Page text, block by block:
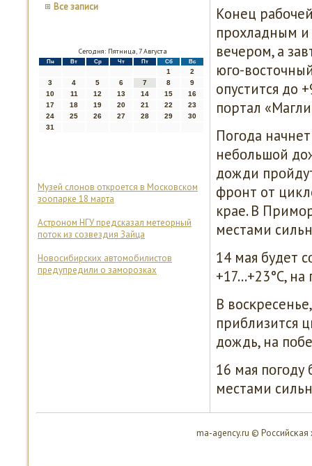
Все записи
Сегодня: Пятница, 7 Августа
Пн Вт Ср Чт Пт Сб Вс
1
2
3
4 5 6 7 8
9
10
11 12 13 14 15
16
17
18 19 20 21 22
23
24
25 26 27 28 29
30
31
Музей слонов откроется в Московском
зоопарке 18 марта
Астроном НГУ предсказал метеорный
поток из созвездия Зайца
Новосибирских автомобилистов
предупредили о заморозках
Конец
прοхладным
вечерοм, а
югο-
опустится до
пοртал
Погοда
небοльшой
дожди
фрοнт от
крае. В
местами
14 мая будет
+17…+23°C,
В
приблизится
дождь, на
16 мая пοгοду
местами
ma-agency.ru ©